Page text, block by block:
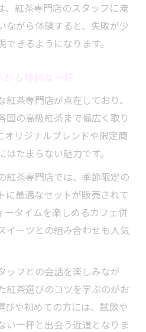
、紅茶専門店のスタッフに淹
ながら体験すると、失敗が少
きるようになります。
茶専門店が点在しており、
国の高級紅茶まで幅広く取り
オリジナルブレンドや限定商
たまらない魅力です。
紅茶専門店では、季節限定の
に最適なセットが販売されて
ータイムを楽しめるカフェ併
イーツとの組み合わせも人気
ッフとの会話を楽しみなが
紅茶選びのコツを学ぶのがお
びや初めての方には、試飲や
い一杯と出会う近道となりま